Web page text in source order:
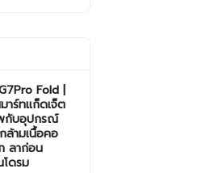
Fold |
าร์ทแก็ดเจ็ต
กับอุปกรณ์
ล้ามเนื้อคอ
ลาก่อน
ดรม